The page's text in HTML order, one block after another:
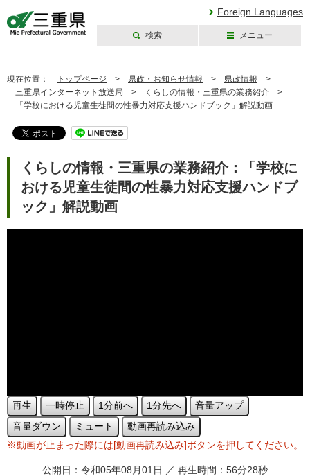
Foreign Languages
検索 メニュー
現在位置： トップページ > 県政・お知らせ情報 > 県政情報 >
三重県インターネット放送局 > くらしの情報・三重県の業務紹介 >
「学校における児童生徒間の性暴力対応支援ハンドブック」解説動画
くらしの情報・三重県の業務紹介：「学校に
おける児童生徒間の性暴力対応支援ハンドブ
ック」解説動画
再生 一時停止 1分前へ 1分先へ
音量アップ
音量ダウン
ミュート
動画再読み込み
※動画が止まった際には[動画再読み込み]ボタンを押してください。
公開日：令和05年08月01日 ／ 再生時間：56分28秒